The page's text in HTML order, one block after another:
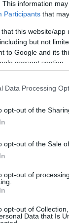
This information
Participants that
that this website/
but not
to Google and its
consent section.
Data Processing
opt-out of the
opt-out of the Sale
opt-out of
opt-out of
Data that Is